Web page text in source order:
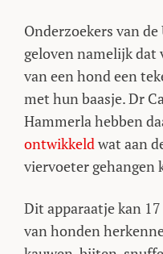
Onderzoekers van
geloven namelijk dat
van een hond een
met hun baasje. Dr
Hammerla hebben
ontwikkeldwat aan
viervoeter gehangen
Dit apparaatje kan
van honden